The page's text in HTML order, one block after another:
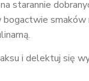
starannie
i delektuj się